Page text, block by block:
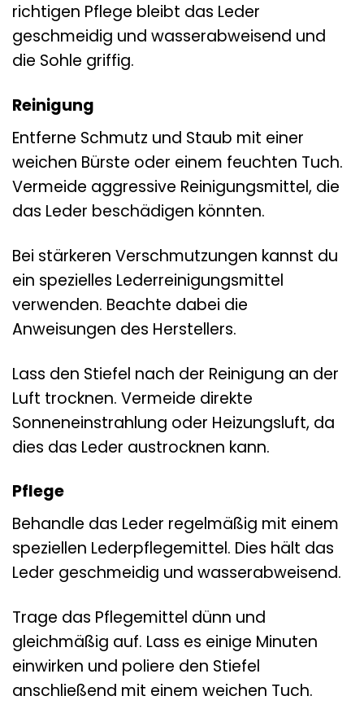
richtigen Pflege bleibt das Leder
geschmeidig und wasserabweisend und
die Sohle griffig.
Reinigung
Entferne Schmutz und Staub mit einer
weichen Bürste oder einem feuchten Tuch.
Vermeide aggressive Reinigungsmittel, die
das Leder beschädigen könnten.
Bei stärkeren Verschmutzungen kannst du
ein spezielles Lederreinigungsmittel
verwenden. Beachte dabei die
Anweisungen des Herstellers.
Lass den Stiefel nach der Reinigung an der
Luft trocknen. Vermeide direkte
Sonneneinstrahlung oder Heizungsluft, da
dies das Leder austrocknen kann.
Pflege
Behandle das Leder regelmäßig mit einem
speziellen Lederpflegemittel. Dies hält das
Leder geschmeidig und wasserabweisend.
Trage das Pflegemittel dünn und
gleichmäßig auf. Lass es einige Minuten
einwirken und poliere den Stiefel
anschließend mit einem weichen Tuch.